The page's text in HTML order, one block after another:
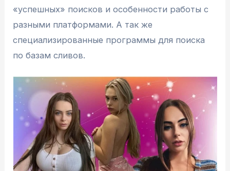
«успешных» поисков и особенности работы с
разными платформами. А так же
специализированные программы для поиска
по базам сливов.